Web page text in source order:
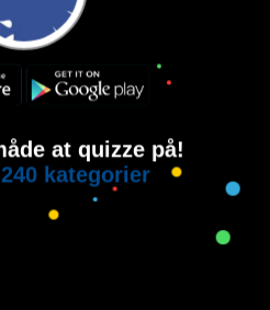
at quizze på!
kategorier